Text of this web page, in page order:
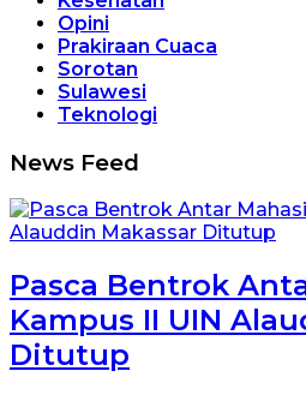
Opini
Prakiraan Cuaca
Sorotan
Sulawesi
Teknologi
menit7
News Feed
Pasca Bentrok
Kampus II UIN
Ditutup